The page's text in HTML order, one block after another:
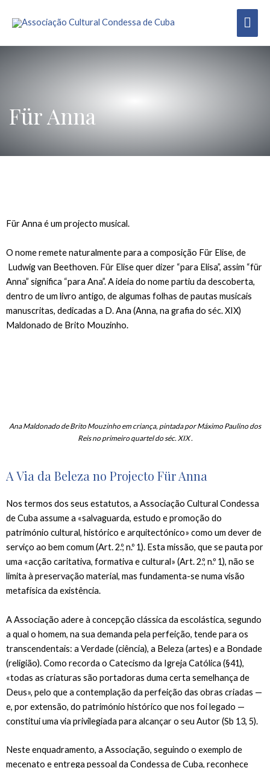
Für Anna
Für Anna é um projecto musical.
O nome remete naturalmente para a composição Für Elise, de
Ludwig van Beethoven. Für Elise quer dizer “para Elisa”, assim “für
Anna” significa “para Ana”. A ideia do nome partiu da descoberta,
dentro de um livro antigo, de algumas folhas de pautas musicais
manuscritas, dedicadas a D. Ana (Anna, na grafia do séc. XIX)
Maldonado de Brito Mouzinho.
Ana Maldonado de Brito Mouzinho em criança, pintada por Máximo Paulino dos
Reis no primeiro quartel do séc. XIX .
A Via da Beleza no Projecto Für Anna
Nos termos dos seus estatutos, a Associação Cultural Condessa
de Cuba assume a «salvaguarda, estudo e promoção do
património cultural, histórico e arquitectónico» como um dever de
serviço ao bem comum (Art. 2.º, n.º 1). Esta missão, que se pauta por
uma «acção caritativa, formativa e cultural» (Art. 2.º, n.º 1), não se
limita à preservação material, mas fundamenta-se numa visão
metafísica da existência.
A Associação adere à concepção clássica da escolástica, segundo
a qual o homem, na sua demanda pela perfeição, tende para os
transcendentais: a Verdade (ciência), a Beleza (artes) e a Bondade
(religião). Como recorda o Catecismo da Igreja Católica (§41),
«todas as criaturas são portadoras duma certa semelhança de
Deus», pelo que a contemplação da perfeição das obras criadas —
e, por extensão, do património histórico que nos foi legado —
constitui uma via privilegiada para alcançar o seu Autor (Sb 13, 5).
Neste enquadramento, a Associação, seguindo o exemplo de
mecenato e entrega pessoal da Condessa de Cuba, reconhece